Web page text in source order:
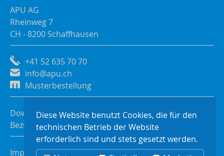
APU AG
Rheinweg 7
CH - 8200 Schaffhausen
+41 52 635 70 70
info@apu.ch
Musterbestellung
Downloads
Bezugsquellen
Impressum
Diese Website benutzt Cookies, die für den
technischen Betrieb der Website
erforderlich sind und stets gesetzt werden.